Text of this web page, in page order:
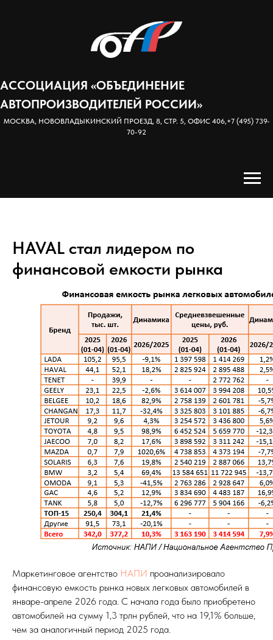
АССОЦИАЦИЯ «ОБЪЕДИНЕНИЕ
АВТОПРОИЗВОДИТЕЛЕЙ РОССИИ»
МОСКВА, НОВОВЛАДЫКИНСКИЙ ПРОЕЗД, 8, СТР. 5, ОФИС 406,+7 (495) 739-
70-92
HAVAL стал лидером по
финансовой емкости рынка
Маркетинговое агентство НАПИ проанализировало
финансовую емкость рынка новых легковых автомобилей в
январе-апреле 2026 года. С начала года было приобретено
автомобилей на сумму 1,3 трлн рублей, что на 19,1% больше,
чем за аналогичный период 2025 года.